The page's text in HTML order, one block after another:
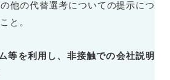
他の代替選考についての提示につ
と。
等を利用し、非接触での会社説明